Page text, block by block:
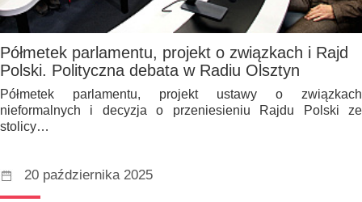
Półmetek parlamentu, projekt o związkach i Rajd
Polski. Polityczna debata w Radiu Olsztyn
Półmetek parlamentu, projekt ustawy o związkach
nieformalnych i decyzja o przeniesieniu Rajdu Polski ze
stolicy…
20 października 2025